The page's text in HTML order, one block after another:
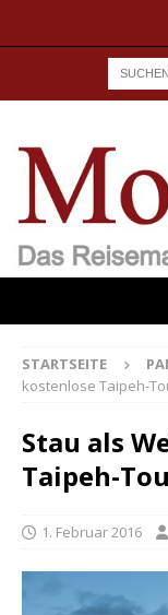
STARTSEITE
kostenlose Taipeh-
Stau als
Taipeh-
1. Februar 2016